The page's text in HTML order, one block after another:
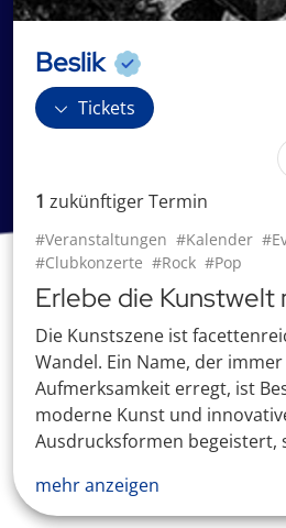
Beslik
Tickets
1 zukünftigerTermin
#Veranstaltungen #Kalender
#Clubkonzerte #Rock #Pop
Erlebe die Kunstwelt
Die Kunstszene ist
Wandel. Ein Name, der
Aufmerksamkeit erregt, ist
moderne Kunst und
Ausdrucksformen begeistert,
mehr anzeigen